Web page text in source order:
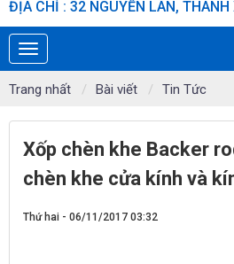
ĐỊA CHỈ : 32 NGUYỄN LÂN, THANH
Trang nhất Bài viết Tin Tức
Xốp chèn khe Backer
chèn khe cửa kính và
Thứ hai - 06/11/2017 03:32